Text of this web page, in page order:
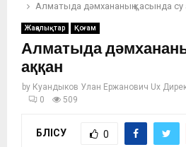
Алматыда дәмхананың қасында су
Жаңалықтар Қоғам
Алматыда
аққан
by Куандыков Улан Ержанович Ux
0
509
БӨЛІСУ 0